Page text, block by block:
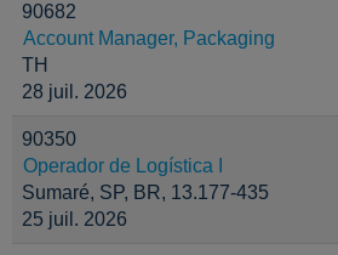
90682
Account Manager, Packaging
TH
28 juil. 2026
90350
Operador de Logística I
Sumaré, SP, BR, 13.177-435
25 juil. 2026